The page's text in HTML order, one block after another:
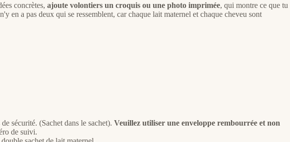
concrètes, ajoute volontiers un croquis ou une photo imprimée, qui montre ce que tu
en a pas deux qui se ressemblent, car chaque lait maternel et chaque cheveu sont
sécurité. (Sachet dans le sachet). Veuillez utiliser une enveloppe rembourrée et non
de suivi.